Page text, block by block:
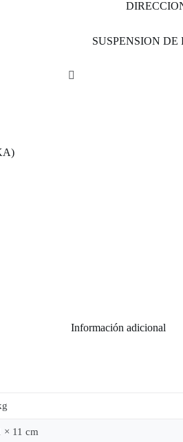
SUSPENSION DE
Información adicional
× 11 cm